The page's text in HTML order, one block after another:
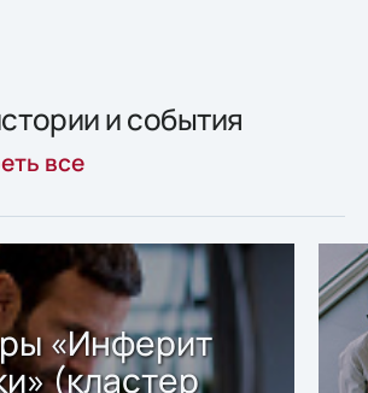
и события
все
«Инферит
(кластер